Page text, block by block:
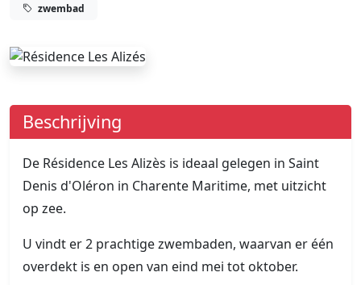
zwembad
Beschrijving
De Résidence Les Alizès is ideaal gelegen in Saint
Denis d'Oléron in Charente Maritime, met uitzicht
op zee.
U vindt er 2 prachtige zwembaden, waarvan er één
overdekt is en open van eind mei tot oktober.